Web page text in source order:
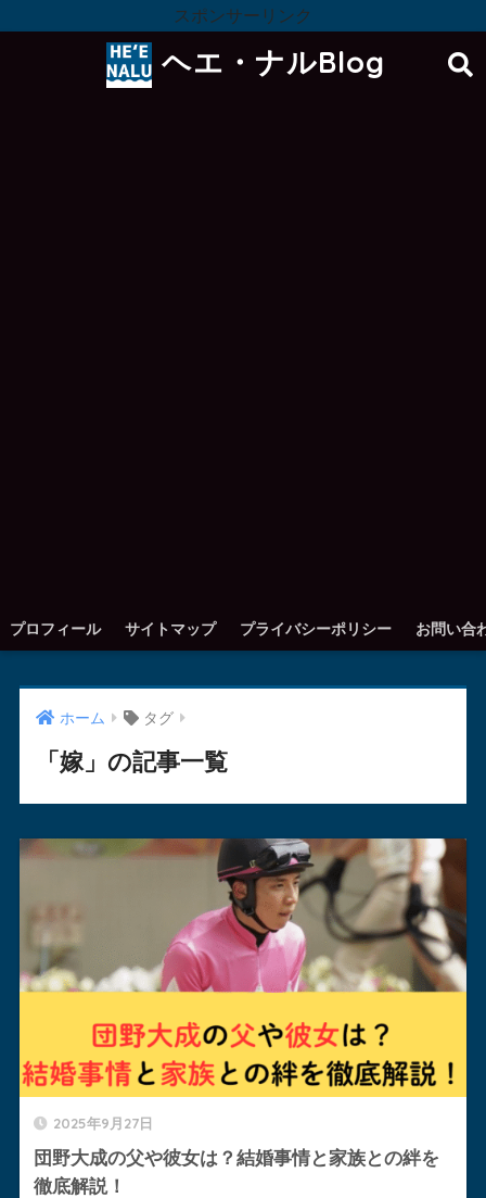
スポンサーリンク
ヘエ・ナルBlog
プロフィール サイトマップ プライバシーポリシー お問い合
ホーム タグ
「嫁」の記事一覧
2025年9月27日
団野大成の父や彼女は？結婚事情と家族との絆を
徹底解説！